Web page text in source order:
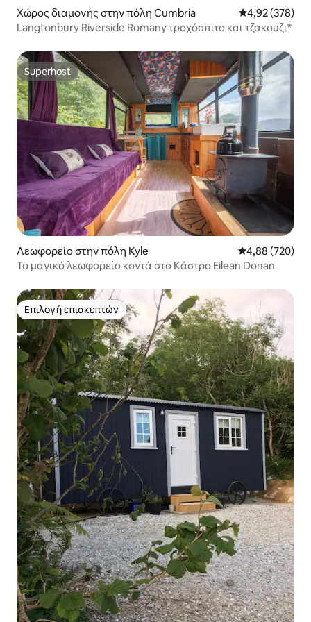
Χώρος διαμονής στην πόλη Cumbria Μέση
4,92 (378)
Langtonbury Riverside Romany τροχόσπιτο και τζακούζι*
Superhost
Superhost
Λεωφορείο στην πόλη Kyle Μέση
4,88 (720)
Το μαγικό λεωφορείο κοντά στο Κάστρο Eilean Donan
Επιλογή επισκεπτών
Επιλογή επισκεπτών